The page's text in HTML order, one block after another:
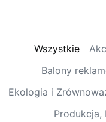
Balony
Ekologia i
Produkcja,
Wszystkie